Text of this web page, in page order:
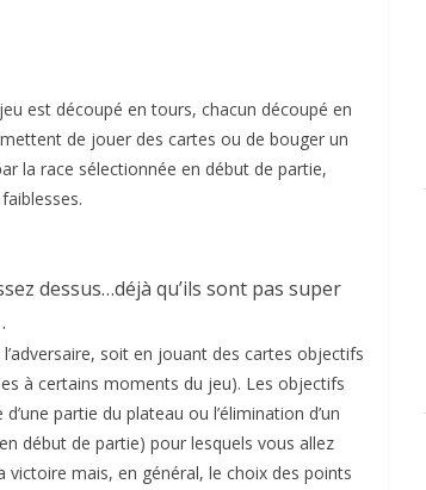
est découpé en tours, chacun découpé en
de jouer des cartes ou de bouger un
la race sélectionnée en début de partie,
dessus…déjà qu’ils sont pas super
soit en jouant des cartes objectifs
à certains moments du jeu). Les objectifs
partie du plateau ou l’élimination d’un
début de partie) pour lesquels vous allez
mais, en général, le choix des points